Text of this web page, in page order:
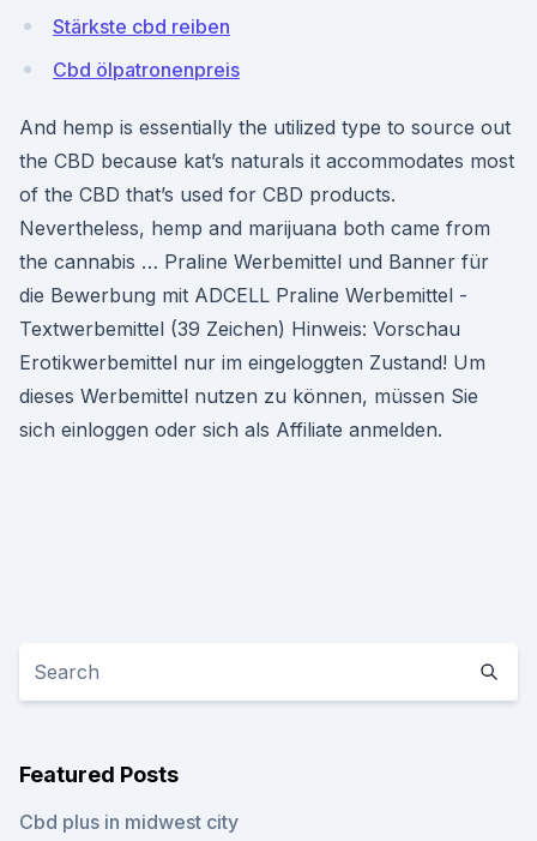
Stärkste cbd reiben
Cbd ölpatronenpreis
And hemp is essentially the utilized type to source out
the CBD because kat’s naturals it accommodates most
of the CBD that’s used for CBD products.
Nevertheless, hemp and marijuana both came from
the cannabis … Praline Werbemittel und Banner für
die Bewerbung mit ADCELL Praline Werbemittel -
Textwerbemittel (39 Zeichen) Hinweis: Vorschau
Erotikwerbemittel nur im eingeloggten Zustand! Um
dieses Werbemittel nutzen zu können, müssen Sie
sich einloggen oder sich als Affiliate anmelden.
Featured Posts
Cbd plus in midwest city